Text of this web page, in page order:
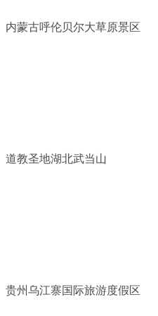
内蒙古呼伦贝尔大草原景区
道教圣地湖北武当山
贵州乌江寨国际旅游度假区